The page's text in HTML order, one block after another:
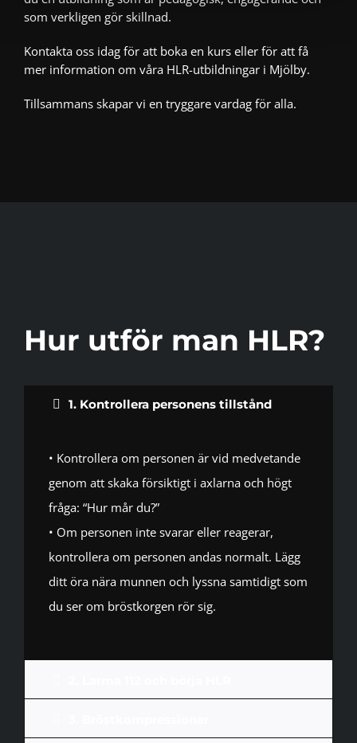
som verkligen gör skillnad.
Kontakta oss idag för att boka en kurs eller för att få
mer information om våra HLR-utbildningar i Mjölby.
Tillsammans skapar vi en tryggare vardag för alla.
Hur utför man HLR?
1. Kontrollera personens tillstånd
• Kontrollera om personen är vid medvetande
genom att skaka försiktigt i axlarna och högt
fråga: “Hur mår du?”
• Om personen inte svarar eller reagerar,
kontrollera om personen andas normalt. Lägg
ditt öra nära munnen och lyssna samtidigt som
du ser om bröstkorgen rör sig.